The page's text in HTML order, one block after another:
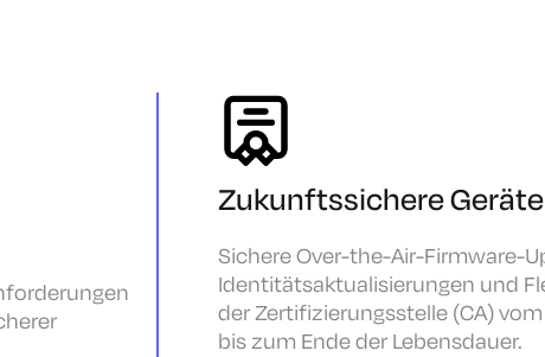
Zukunftssichere Geräte
Sichere Over-the-Air-Firmware-
Identitätsaktualisierungen und
der Zertifizierungsstelle (CA)
bis zum Ende der Lebensdauer.